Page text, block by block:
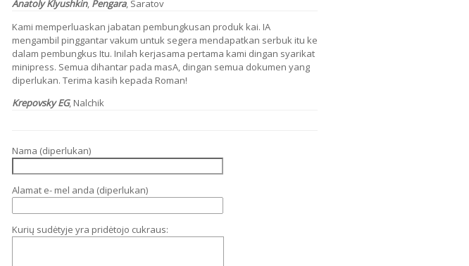
Anatoly Klyushkin, Pengara, Saratov
Kami memperluaskan jabatan pembungkusan produk kai. IA
mengambil pinggantar vakum untuk segera mendapatkan serbuk itu ke
dalam pembungkus Itu. Inilah kerjasama pertama kami dingan syarikat
minipress. Semua dihantar pada masA, dingan semua dokumen yang
diperlukan. Terima kasih kepada Roman!
Krepovsky EG, Nalchik
Nama (diperlukan)
Alamat e- mel anda (diperlukan)
Kurių sudėtyje yra pridėtojo cukraus: